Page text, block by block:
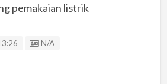
pemakaian listrik
Listing ID
N/A